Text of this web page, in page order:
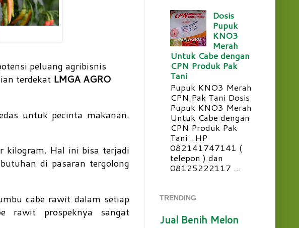
peluang agribisnis
terdekat LMGA AGRO
untuk pecinta makanan.
kilogram. Hal ini bisa terjadi
di pasaran tergolong
cabe rawit dalam setiap
rawit prospeknya sangat
Dosis
Pupuk
KNO3
Merah
Untuk Cabe dengan
CPN Produk Pak
Tani
Pupuk KNO3 Merah
CPN Pak Tani Dosis
Pupuk KNO3 Merah
Untuk Cabe dengan
CPN Produk Pak
Tani . HP
082141747141 (
telepon ) dan
08125222117 ...
TRENDING
Jual Benih Melon